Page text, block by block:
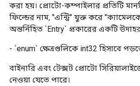
করা হয়। প্রোটো-কম্পাইলার প্রতিটি
ফিল্ডের নাম, "এন্ট্রি" যুক্ত করে
অন্তর্নিহিত `Entry` প্রকারের একটি
- `enum` ক্ষেত্রগুলিকে int32 হিসাবে
বাইনারি এবং টেক্সট প্রোটো
নেওয়া যেতে পারে।